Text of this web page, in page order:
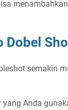
Dobel
semakin
yang Anda